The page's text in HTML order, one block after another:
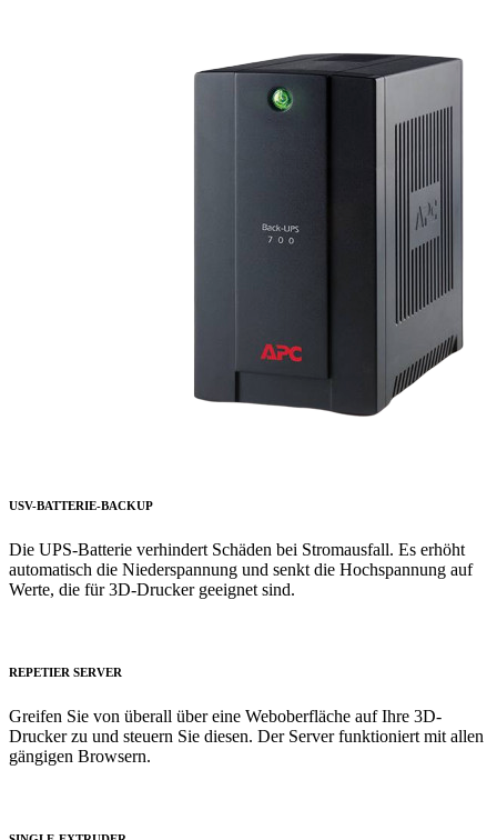
USV-BATTERIE-BACKUP
Die UPS-Batterie verhindert Schäden bei Stromausfall. Es erhöht
automatisch die Niederspannung und senkt die Hochspannung auf
Werte, die für 3D-Drucker geeignet sind.
REPETIER SERVER
Greifen Sie von überall über eine Weboberfläche auf Ihre 3D-
Drucker zu und steuern Sie diesen. Der Server funktioniert mit allen
gängigen Browsern.